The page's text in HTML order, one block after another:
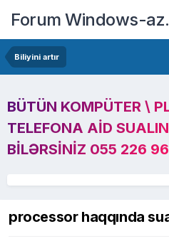
Forum Windows-
Biliyini artır
BÜTÜN KOMPÜTER \
TELEFONA AID
BILƏRSINIZ 055 226
processor haqqında